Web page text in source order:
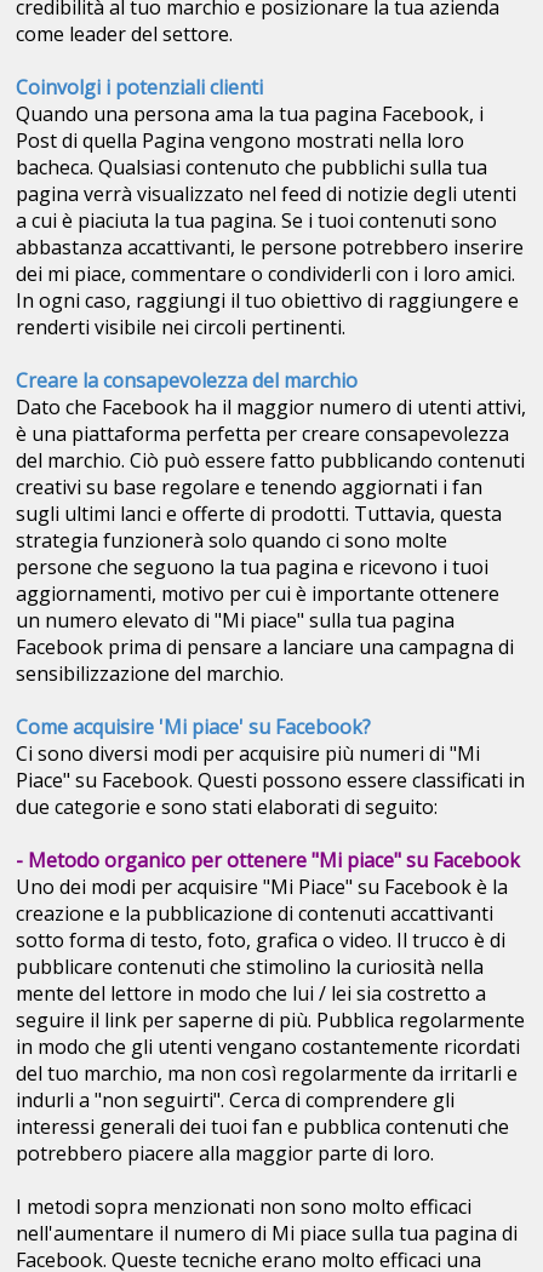
credibilità al tuo marchio e posizionare la tua azienda
come leader del settore.
Coinvolgi i potenziali clienti
Quando una persona ama la tua pagina Facebook, i
Post di quella Pagina vengono mostrati nella loro
bacheca. Qualsiasi contenuto che pubblichi sulla tua
pagina verrà visualizzato nel feed di notizie degli utenti
a cui è piaciuta la tua pagina. Se i tuoi contenuti sono
abbastanza accattivanti, le persone potrebbero inserire
dei mi piace, commentare o condividerli con i loro amici.
In ogni caso, raggiungi il tuo obiettivo di raggiungere e
renderti visibile nei circoli pertinenti.
Creare la consapevolezza del marchio
Dato che Facebook ha il maggior numero di utenti attivi,
è una piattaforma perfetta per creare consapevolezza
del marchio. Ciò può essere fatto pubblicando contenuti
creativi su base regolare e tenendo aggiornati i fan
sugli ultimi lanci e offerte di prodotti. Tuttavia, questa
strategia funzionerà solo quando ci sono molte
persone che seguono la tua pagina e ricevono i tuoi
aggiornamenti, motivo per cui è importante ottenere
un numero elevato di "Mi piace" sulla tua pagina
Facebook prima di pensare a lanciare una campagna di
sensibilizzazione del marchio.
Come acquisire 'Mi piace' su Facebook?
Ci sono diversi modi per acquisire più numeri di "Mi
Piace" su Facebook. Questi possono essere classificati in
due categorie e sono stati elaborati di seguito:
- Metodo organico per ottenere "Mi piace" su Facebook
Uno dei modi per acquisire "Mi Piace" su Facebook è la
creazione e la pubblicazione di contenuti accattivanti
sotto forma di testo, foto, grafica o video. Il trucco è di
pubblicare contenuti che stimolino la curiosità nella
mente del lettore in modo che lui / lei sia costretto a
seguire il link per saperne di più. Pubblica regolarmente
in modo che gli utenti vengano costantemente ricordati
del tuo marchio, ma non così regolarmente da irritarli e
indurli a "non seguirti". Cerca di comprendere gli
interessi generali dei tuoi fan e pubblica contenuti che
potrebbero piacere alla maggior parte di loro.
I metodi sopra menzionati non sono molto efficaci
nell'aumentare il numero di Mi piace sulla tua pagina di
Facebook. Queste tecniche erano molto efficaci una